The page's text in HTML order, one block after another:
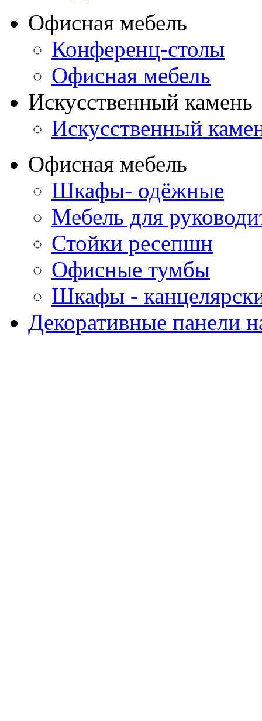
Офисная мебель
Конференц-столы
Офисная мебель
Искусственный камень
Искусственный
Офисная мебель
Шкафы- одёжные
Мебель для
Стойки ресепшн
Офисные тумбы
Шкафы -
Декоративные панели